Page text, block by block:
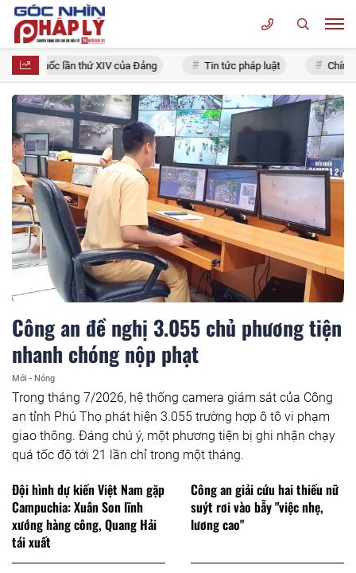
quốc lần thứ XIV của Đảng Tin tức pháp luật Chính
Công an đề nghị 3.055 chủ phương tiện
nhanh chóng nộp phạt
Mới - Nóng
Trong tháng 7/2026, hệ thống camera giám sát của Công
an tỉnh Phú Thọ phát hiện 3.055 trường hợp ô tô vi phạm
giao thông. Đáng chú ý, một phương tiện bị ghi nhận chạy
quá tốc độ tới 21 lần chỉ trong một tháng.
Đội hình dự kiến Việt Nam gặp
Campuchia: Xuân Son lĩnh
xướng hàng công, Quang Hải
tái xuất
Công an giải cứu hai thiếu nữ
suýt rơi vào bẫy "việc nhẹ,
lương cao"